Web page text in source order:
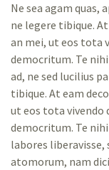
Ne sea agam
ne legere tibique.
an mei, ut eos tota
democritum. Te
ad, ne sed lucilius
tibique. At eam
ut eos tota vivendo
democritum. Te
labores liberavisse,
atomorum, nam